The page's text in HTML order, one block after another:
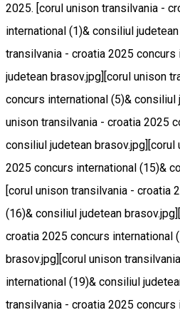
2025. [corul unison transilvania -
international (1)& consiliul
transilvania - croatia 2025
judetean brasov.jpg][corul unison
concurs international (5)& consiliul
unison transilvania - croatia 2025
consiliul judetean
2025 concurs international (15)&
[corul unison transilvania - croatia
(16)& consiliul judetean
croatia 2025 concurs international
brasov.jpg][corul unison
international (19)& consiliul
transilvania - croatia 2025